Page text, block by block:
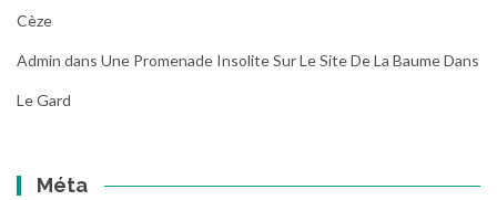
Cèze
Admin dans Une Promenade Insolite Sur Le Site De La Baume Dans
Le Gard
Méta